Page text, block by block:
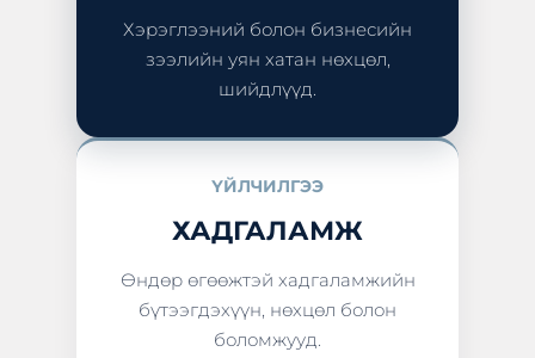
Хэрэглээний болон бизнесийн
зээлийн уян хатан нөхцөл,
шийдлүүд.
ҮЙЛЧИЛГЭЭ
ХАДГАЛАМЖ
Өндөр өгөөжтэй хадгаламжийн
бүтээгдэхүүн, нөхцөл болон
боломжууд.